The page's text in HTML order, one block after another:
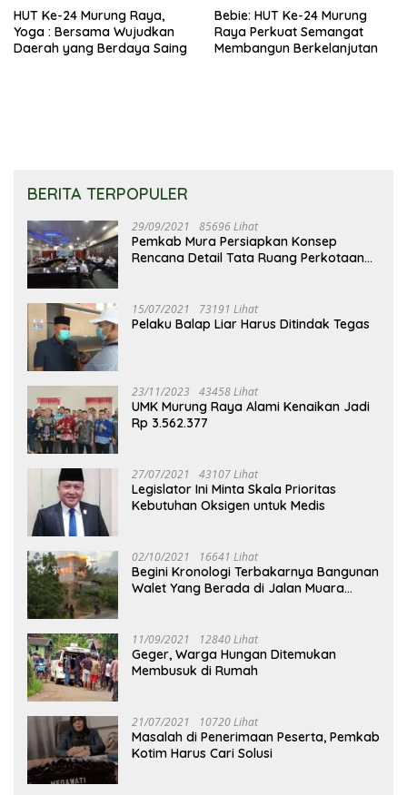
HUT Ke-24 Murung Raya,
Yoga : Bersama Wujudkan
Daerah yang Berdaya Saing
Bebie: HUT Ke-24 Murung
Raya Perkuat Semangat
Membangun Berkelanjutan
BERITA TERPOPULER
29/09/2021 85696 Lihat
Pemkab Mura Persiapkan Konsep
Rencana Detail Tata Ruang Perkotaan
15/07/2021 73191 Lihat
Pelaku Balap Liar Harus Ditindak Tegas
23/11/2023 43458 Lihat
UMK Murung Raya Alami Kenaikan Jadi
Rp 3.562.377
27/07/2021 43107 Lihat
Legislator Ini Minta Skala Prioritas
Kebutuhan Oksigen untuk Medis
02/10/2021 16641 Lihat
Begini Kronologi Terbakarnya Bangunan
Walet Yang Berada di Jalan Muara
11/09/2021 12840 Lihat
Geger, Warga Hungan Ditemukan
Membusuk di Rumah
21/07/2021 10720 Lihat
Masalah di Penerimaan Peserta, Pemkab
Kotim Harus Cari Solusi